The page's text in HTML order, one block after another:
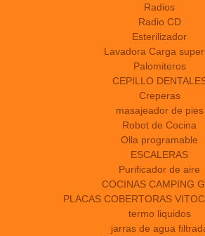
Radios
Radio CD
Esterilizador
Lavadora Carga
Palomiteros
CEPILLO
Creperas
masajeador de pies
Robot de Cocina
Olla programable
ESCALERAS
Purificador de aire
COCINAS CAMPING
PLACAS COBERTORAS
termo liquidos
jarras de agua